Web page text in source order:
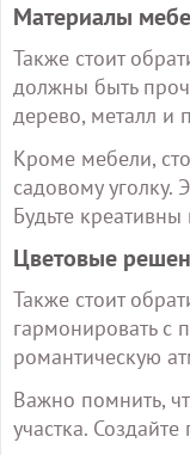
Материалы
Также стоит
должны быть
дерево, металл и
Кроме мебели,
садовому уголку.
Будьте
Цветовые
Также стоит
гармонировать с
романтическую
Важно помнить,
участка.